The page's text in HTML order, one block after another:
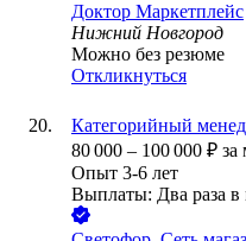
Доктор Маркетплейс
Нижний Новгород
Можно без резюме
Откликнуться
Категорийный
80 000 – 100 000 ₽ за
Опыт 3-6 лет
Выплаты: Два раза в